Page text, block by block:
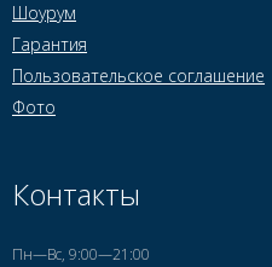
Шоурум
Гарантия
Пользовательское соглашение
Фото
Контакты
Пн—Вс, 9:00—21:00